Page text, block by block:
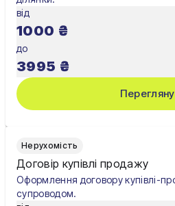
від
1000 ₴
до
3995 ₴
Нерухомість
Договір купівлі продажу
Оформлення договору купівлі-
супроводом.